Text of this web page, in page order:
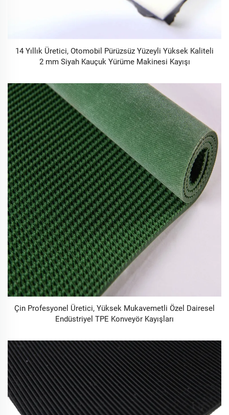
14 Yıllık Üretici, Otomobil Pürüzsüz Yüzeyli Yüksek Kaliteli
2 mm Siyah Kauçuk Yürüme Makinesi Kayışı
Çin Profesyonel Üretici, Yüksek Mukavemetli Özel Dairesel
Endüstriyel TPE Konveyör Kayışları